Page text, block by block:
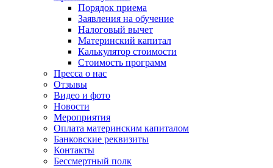
Порядок приема
Заявления на обучение
Налоговый вычет
Материнский капитал
Калькулятор стоимости
Стоимость программ
Пресса о нас
Отзывы
Видео и фото
Новости
Мероприятия
Оплата материнским капиталом
Банковские реквизиты
Контакты
Бессмертный полк